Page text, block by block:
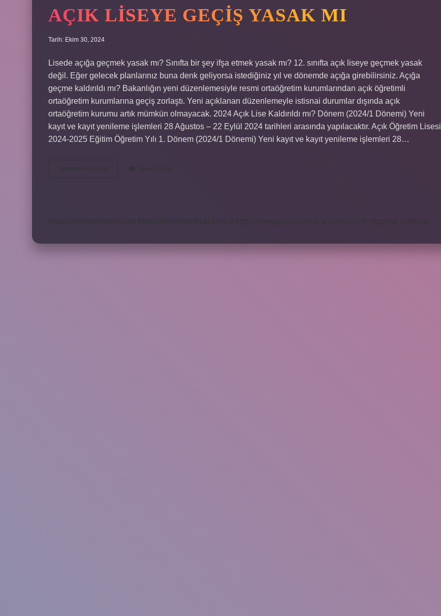
AÇIK LISEYE GEÇIŞ YASAK MI
Tarih: Ekim 30, 2024
Lisede açığa geçmek yasak mı? Sınıfta bir şey ifşa etmek yasak mı? 12. sınıfta açık liseye geçmek yasak
değil. Eğer gelecek planlarınız buna denk geliyorsa istediğiniz yıl ve dönemde açığa girebilirsiniz. Açığa
geçme kaldırıldı mı? Bakanlığın yeni düzenlemesiyle resmi ortaöğretim kurumlarından açık öğretimli
ortaöğretim kurumlarına geçiş zorlaştı. Yeni açıklanan düzenlemeyle istisnai durumlar dışında açık
ortaöğretim kurumu artık mümkün olmayacak. 2024 Açık Lise Kaldırıldı mı? Dönem (2024/1 Dönemi) Yeni
kayıt ve kayıt yenileme işlemleri 28 Ağustos – 22 Eylül 2024 tarihleri ​​arasında yapılacaktır. Açık Öğretim Lisesi
2024-2025 Eğitim Öğretim Yılı 1. Dönem (2024/1 Dönemi) Yeni kayıt ve kayıt yenileme işlemleri 28…
https://rosmedforum.com